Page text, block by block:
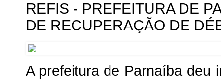
REFIS - PREFEITURA DE
DE RECUPERAÇÃO DE
A prefeitura de Parnaíba deu